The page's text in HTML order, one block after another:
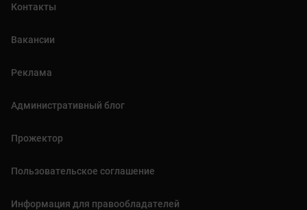
Контакты
Вакансии
Реклама
Административный блог
Прожектор
Пользовательское соглашение
Информация для правообладателей